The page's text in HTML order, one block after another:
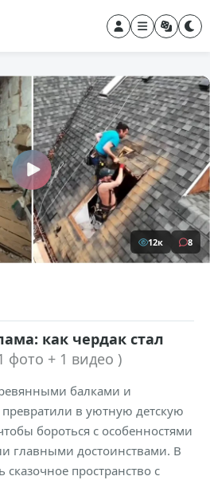
12к 8
как чердак стал
фото + 1 видео )
балками и
в уютную детскую
бороться с особенностями
главными достоинствами. В
сказочное пространство с